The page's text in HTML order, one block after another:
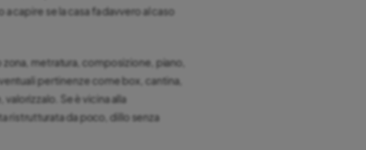
capire se la casa fa davvero al caso
metratura, composizione, piano,
pertinenze come box, cantina,
valorizzalo. Se è vicina alla
ristrutturata da poco, dillo senza